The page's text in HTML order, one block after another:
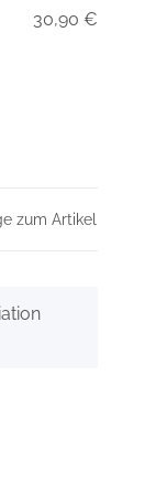
30,90 €
zum Artikel